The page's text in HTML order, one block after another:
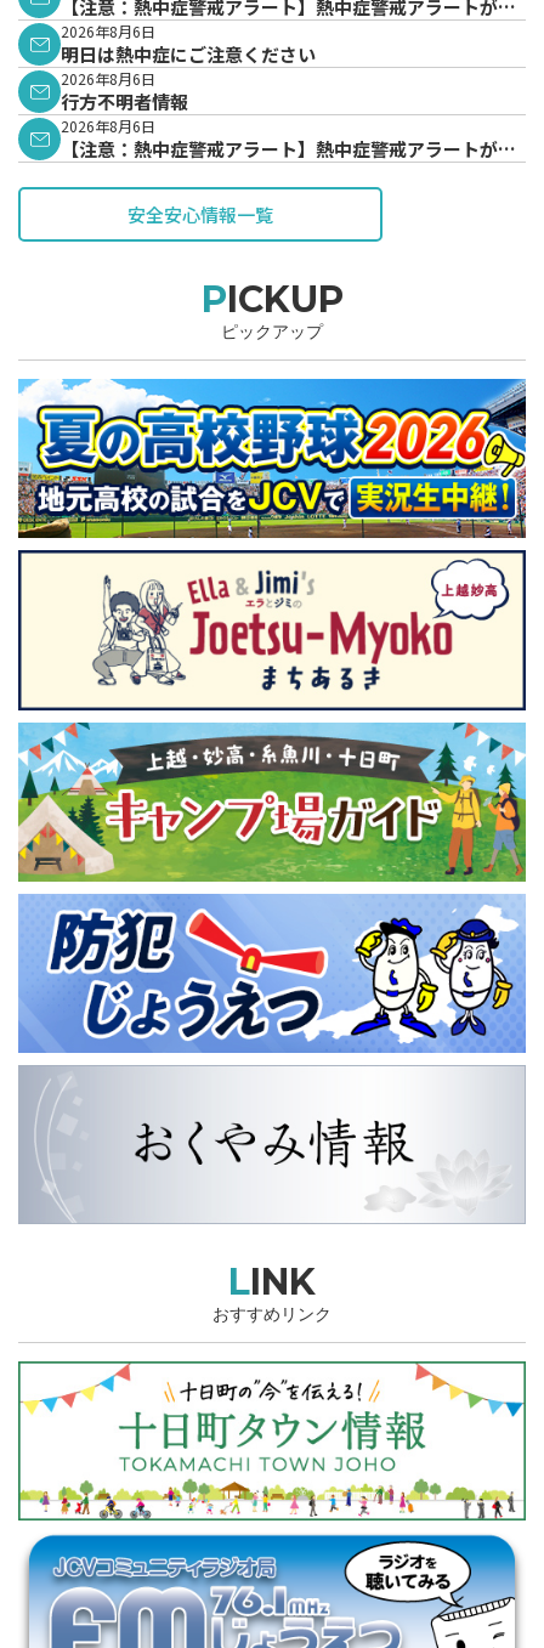
【注意：熱中症警戒アラート】熱中症警戒アラートが発
表されています。
2026年8月6日
明日は熱中症にご注意ください
2026年8月6日
行方不明者情報
2026年8月6日
【注意：熱中症警戒アラート】熱中症警戒アラートが発
安全安心情報一覧
PICKUP
ピックアップ
LINK
おすすめリンク